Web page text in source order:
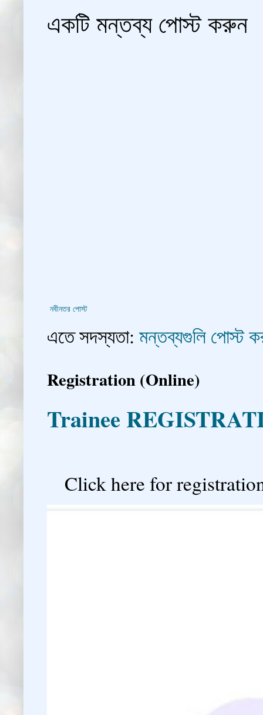
একটি মন্তব্য পোস্ট করুন
নবীনতর পোস্ট
এতে সদস্যতা: মন্তব্যগুলি পোস্ট
Registration (Online)
Trainee
Click here for